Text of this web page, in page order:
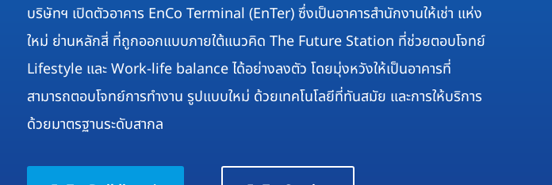
บริษัทฯ เปิดตัวอาคาร EnCo Terminal (EnTer) ซึ่งเป็นอาคารสำนักงานให้เช่า แห่ง
ใหม่ ย่านหลักสี่ ที่ถูกออกแบบภายใต้แนวคิด The Future Station ที่ช่วยตอบโจทย์
Lifestyle และ Work-life balance ได้อย่างลงตัว โดยมุ่งหวังให้เป็นอาคารที่
สามารถตอบโจทย์การทำงาน รูปแบบใหม่ ด้วยเทคโนโลยีที่ทันสมัย และการให้บริการ
ด้วยมาตรฐานระดับสากล